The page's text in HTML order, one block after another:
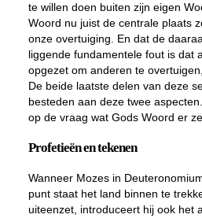
te willen doen buiten zijn eigen
Woord nu juist de centrale plaats
onze overtuiging. En dat de
liggende fundamentele fout is dat
opgezet om anderen te
De beide laatste delen van deze
besteden aan deze twee
op de vraag wat Gods Woord er
Profetieën en tekenen
Wanneer Mozes in
punt staat het land binnen te
uiteenzet, introduceert hij ook het